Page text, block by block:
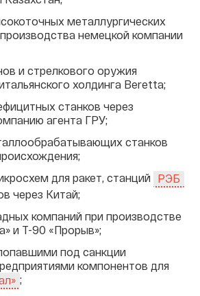
металлургических
немецкой компании
и стрелкового оружия
холдинга Beretta;
станков через
агента ГРУ;
станков
для ракет, станций
РЭБ
через Китай;
компаний при производстве
и Т-90 «Прорыв»;
под санкции
компонентов для
;